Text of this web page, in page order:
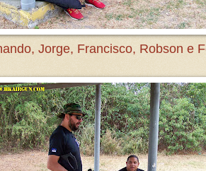
Jorge, Francisco, Robson e